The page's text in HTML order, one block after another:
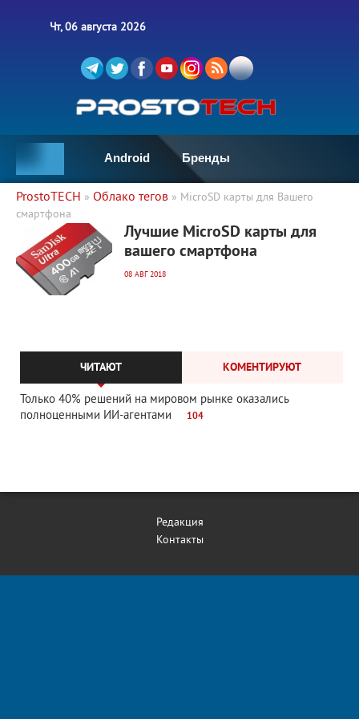
Чт, 06 августа 2026
Android Бренды
ProstoTECH » Облако тегов » MicroSD карты для Вашего
смартфона
4 991
Лучшие MicroSD карты для
вашего смартфона
08 АВГ 2018
ЧИТАЮТ КОМЕНТИРУЮТ
Только 40% решений на мировом рынке оказались
полноценными ИИ-агентами
104
Редакция
Контакты